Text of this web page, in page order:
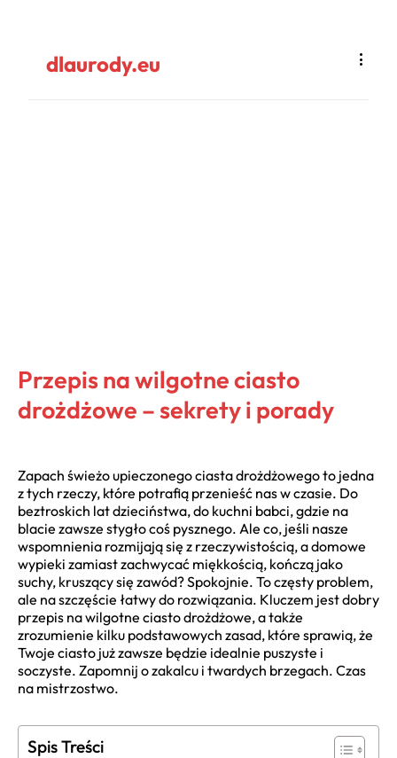
dlaurody.eu
Przepis na wilgotne ciasto
drożdżowe – sekrety i porady
Zapach świeżo upieczonego ciasta drożdżowego to jedna
z tych rzeczy, które potrafią przenieść nas w czasie. Do
beztroskich lat dzieciństwa, do kuchni babci, gdzie na
blacie zawsze stygło coś pysznego. Ale co, jeśli nasze
wspomnienia rozmijają się z rzeczywistością, a domowe
wypieki zamiast zachwycać miękkością, kończą jako
suchy, kruszący się zawód? Spokojnie. To częsty problem,
ale na szczęście łatwy do rozwiązania. Kluczem jest dobry
przepis na wilgotne ciasto drożdżowe, a także
zrozumienie kilku podstawowych zasad, które sprawią, że
Twoje ciasto już zawsze będzie idealnie puszyste i
soczyste. Zapomnij o zakalcu i twardych brzegach. Czas
na mistrzostwo.
Spis Treści